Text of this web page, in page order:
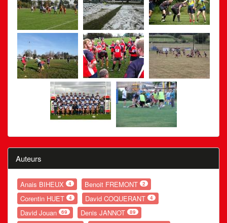
Auteurs
Anais BIHEUX 4 Benoit FREMONT 2
Corentin HUET 4 David COQUERANT 4
David Jouan 69 Denis JANNOT 89